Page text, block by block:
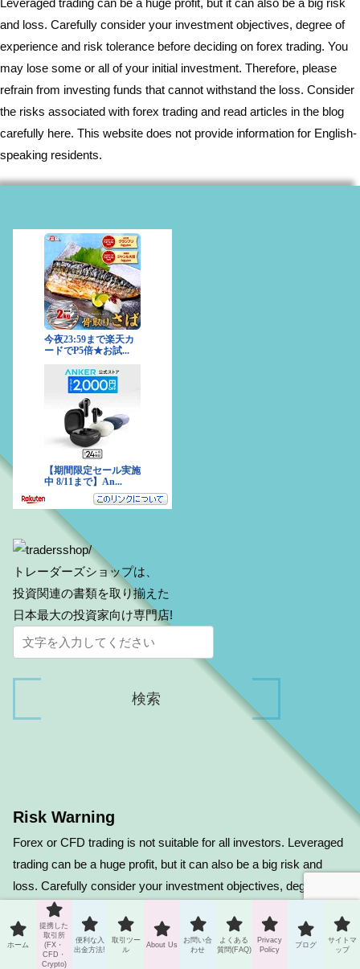
and loss. Carefully consider your investment objectives, degree of
experience and risk tolerance before deciding on forex trading. You
may lose some or all of your initial investment. Therefore, please
refrain from investing funds that cannot withstand the loss. Consider
the risks associated with forex trading and read articles in the blog
carefully here. This website does not provide information for English-
speaking residents.
トレーダーズショップは、
投資関連の書類を取り揃えた
日本最大の投資家向け専門店!
Risk Warning
Forex or CFD trading is not suitable for all investors. Leveraged
trading can be a huge profit, but it can also be a big risk and
loss. Carefully consider your investment objectives, degree of
experience and risk tolerance before deciding on forex trading.
You may lose some or all of your initial investment. Therefore,
please refrain from investing funds that cannot withstand the
ホーム
提携した
取引所
(FX・
CFD・
Crypto)
便利な入
出金方法!
取引ツー
ル
About Us
お問い合
わせ
よくある
質問(FAQ)
Privacy
Policy
ブログ
サイトマ
ップ